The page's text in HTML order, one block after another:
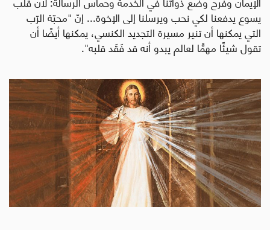
يسوع يدفعنا لكي نحب ويرسلنا إلى الإخوة... إنّ "محبّة الرّب
التي يمكنها أن تنير مسيرة التجديد الكنسي، يمكنها أيضًا أن
تقول شيئًا مهمًّا لعالم يبدو أنه قد فَقَد قلبه".